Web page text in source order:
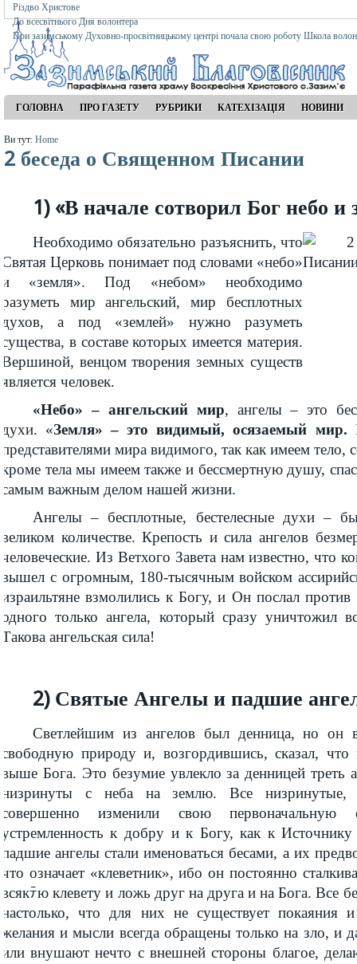
Різдво Христове
До всесвітнього Дня волонтера
При зазимському Духовно-просвітницькому центрі почала свою роботу Школа
ГОЛОВНА ПРО ГАЗЕТУ РУБРИКИ КАТЕХІЗАЦІЯ НОВИНИ
Ви тут: Home
2 беседа о Священном Писании
1) «В начале сотворил Бог небо и
Необходимо обязательно разъяснить, что
Святая Церковь понимает под словами «небо»
и «земля». Под «небом» необходимо
разуметь мир ангельский, мир бесплотных
духов, а под «землей» нужно разуметь
существа, в составе которых имеется материя.
Вершиной, венцом творения земных существ
является человек.
«Небо» – ангельский мир, ангелы – это
духи. «Земля» – это видимый, осязаемый мир.
представителями мира видимого, так как имеем тело,
кроме тела мы имеем также и бессмертную душу,
самым важным делом нашей жизни.
Ангелы – бесплотные, бестелесные духи –
великом количестве. Крепость и сила ангелов
человеческие. Из Ветхого Завета нам известно, что
вышел с огромным, 180-тысячным войском
израильтяне взмолились к Богу, и Он послал
одного только ангела, который сразу уничтожил
Такова ангельская сила!
2) Святые Ангелы и падшие
Светлейшим из ангелов был денница, но он
свободную природу и, возгордившись, сказал,
выше Бога. Это безумие увлекло за денницей треть
низринуты с неба на землю. Все низринутые,
совершенно изменили свою
устремленность к добру и к Богу, как к Источнику
падшие ангелы стали именоваться бесами, а их
что означает «клеветник», ибо он постоянно
всякﾃю клевету и ложь друг на друга и на Бога. Все
настолько, что для них не существует покаяния
желания и мысли всегда обращены только на зло, и
или внушают нечто с внешней стороны благое,